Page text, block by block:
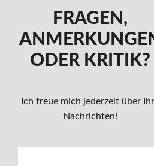
FRAGEN,
ODER KRITIK?
Ich freue mich jederzeit über
Nachrichten!